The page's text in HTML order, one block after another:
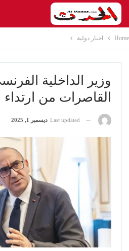
Home اخبار دولية
وزير الداخلية
القاصرات من
Last updated ديسمبر 1, 2025